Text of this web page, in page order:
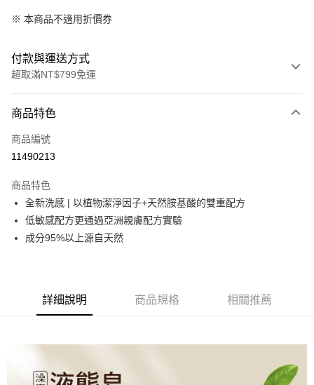
※ 本商品不適用折價券
付款與運送方式
超取滿NT$799免運
信用卡一次付款
信用卡分期付款
合作金庫商業銀行
華南商業銀行
彰化商業銀行
上海商業儲蓄銀行
台北富邦商業銀行
國泰世華商業銀行
元大商業銀行
永豐商業銀行
6 期 0 利率 每期
華南商業銀行
彰化商業銀行
上海商業儲蓄銀行
聯邦商業銀行
遠東國際商業銀行
元大商業銀行
台新國際商業銀行
中國信託商業銀行
超商取貨付款
LINE Pay
街口支付
Google Pay
全盈+PAY
商品特色
商品編號
11490213
商品特色
全新洗感 | 以植物潔淨因子+天然胺基酸的雙重配方
低敏感配方更通過亞洲親膚配方實驗
成分95%以上源自天然
詳細說明 商品規格 相關推薦